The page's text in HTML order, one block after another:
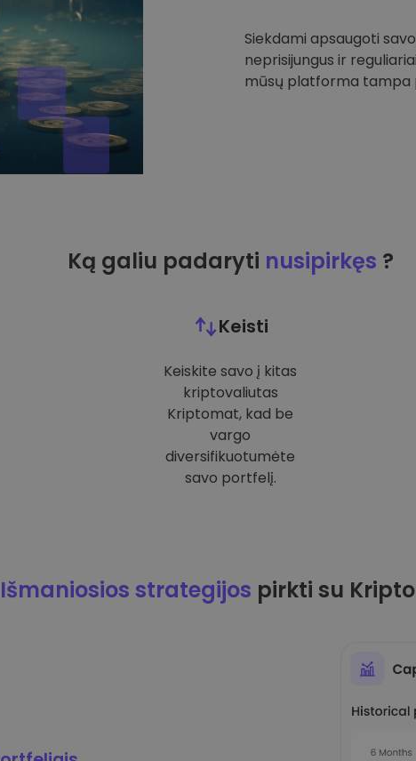
Siekdami apsaugoti
neprisijungus ir
mūsų platforma tampa
Ką galiu padaryti nusipirkęs ?
Keisti
Keiskite savo į kitas
kriptovaliutas
Kriptomat, kad be
vargo
diversifikuotumėte
savo portfelį.
Išmaniosios strategijos pirkti su